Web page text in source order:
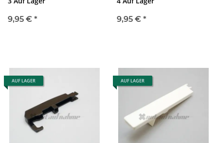
9,95 € *
9,95 € *
AUF LAGER AUF LAGER